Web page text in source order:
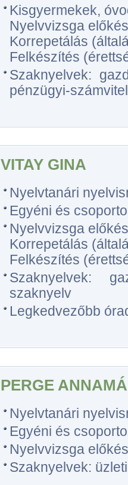
Kisgyermekek,
Nyelvvizsga
Korrepetálás
Felkészítés
Szaknyelvek:
pénzügyi-
VITAY GINA
Nyelvtanári
Egyéni és
Nyelvvizsga
Korrepetálás
Felkészítés
Szaknyelvek:
szaknyelv
Legkedvezőbb
PERGE
Nyelvtanári
Egyéni és
Nyelvvizsga
Szaknyelvek: